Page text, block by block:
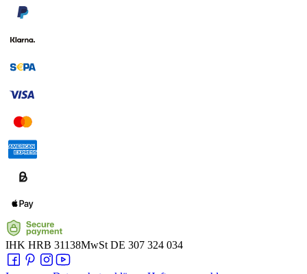
IHK HRB 31138MwSt DE 307 324 034